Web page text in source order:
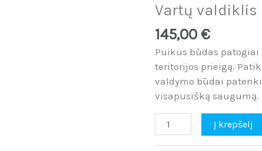
Vartų valdiklis
145,00 €
Puikus būdas
teritorijos prieigą.
valdymo būdai
visapusišką saugumą.
Vartų
valdiklis
ESIM320
Į krepšelį